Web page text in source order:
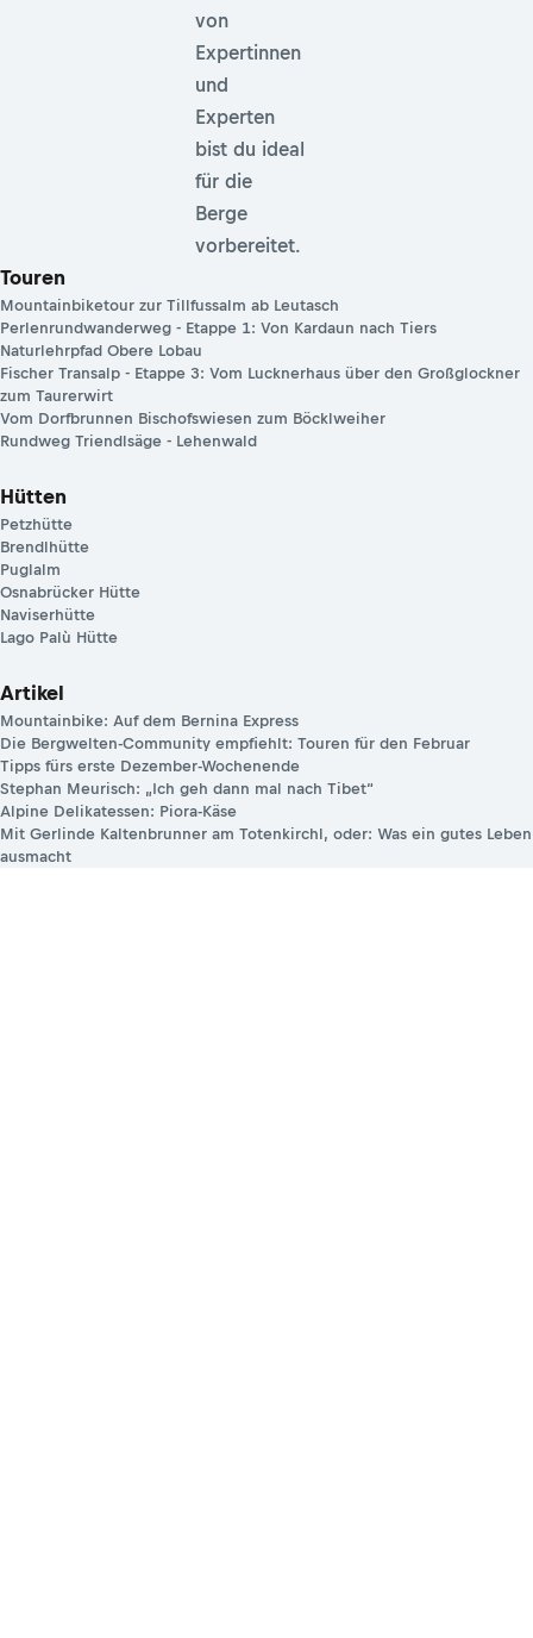
von
Expertinnen
und
Experten
bist du ideal
für die
Berge
vorbereitet.
Touren
Mountainbiketour zur Tillfussalm ab Leutasch
Perlenrundwanderweg - Etappe 1: Von Kardaun nach Tiers
Naturlehrpfad Obere Lobau
Fischer Transalp - Etappe 3: Vom Lucknerhaus über den Großglockner
zum Taurerwirt
Vom Dorfbrunnen Bischofswiesen zum Böcklweiher
Rundweg Triendlsäge - Lehenwald
Hütten
Petzhütte
Brendlhütte
Puglalm
Osnabrücker Hütte
Naviserhütte
Lago Palù Hütte
Artikel
Mountainbike: Auf dem Bernina Express
Die Bergwelten-Community empfiehlt: Touren für den Februar
Tipps fürs erste Dezember-Wochenende
Stephan Meurisch: „Ich geh dann mal nach Tibet“
Alpine Delikatessen: Piora-Käse
Mit Gerlinde Kaltenbrunner am Totenkirchl, oder: Was ein gutes Leben
ausmacht